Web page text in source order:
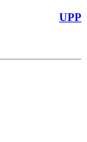
UPP